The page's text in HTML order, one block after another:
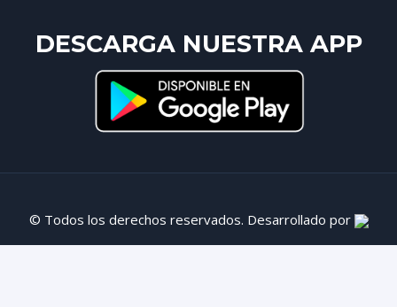
DESCARGA NUESTRA APP
© Todos los derechos reservados. Desarrollado por